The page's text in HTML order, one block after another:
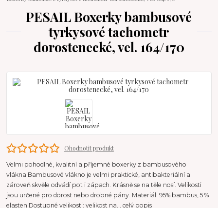
PESAIL Boxerky bambusové
tyrkysové tachometr
dorostenecké, vel. 164/170
Ohodnotit produkt
Velmi pohodlné, kvalitní a příjemné boxerky z bambusového
vlákna.Bambusové vlákno je velmi praktické, antibakteriální a
zároveň skvěle odvádí pot i zápach. Krásně se na těle nosí. Velikosti
jsou určené pro dorost nebo drobné pány. Materiál: 95% bambus, 5 %
elasten Dostupné velikosti: velikost na...celý popis